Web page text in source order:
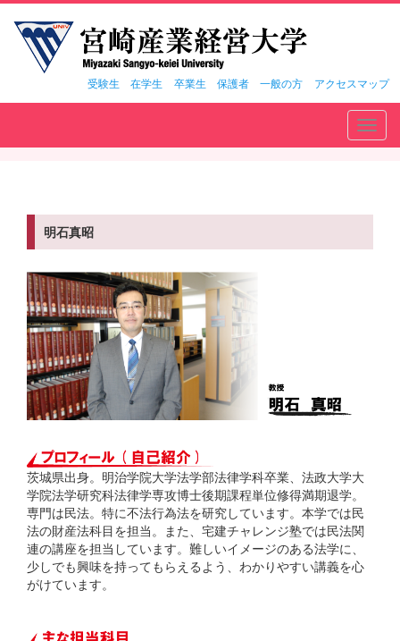
受験生 在学生 卒業生 保護者 一般の方 アクセスマップ
明石真昭
茨城県出身。明治学院大学法学部法律学科卒業、法政大学大
学院法学研究科法律学専攻博士後期課程単位修得満期退学。
専門は民法。特に不法行為法を研究しています。本学では民
法の財産法科目を担当。また、宅建チャレンジ塾では民法関
連の講座を担当しています。難しいイメージのある法学に、
少しでも興味を持ってもらえるよう、わかりやすい講義を心
がけています。